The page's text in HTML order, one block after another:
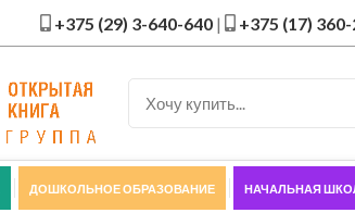
+375 (29) 3-640-640 | +375 (17)
ДОШКОЛЬНОЕ ОБРАЗОВАНИЕ НАЧАЛЬНАЯ